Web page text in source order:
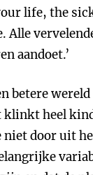
life, the
Alle
aandoet.’
betere
klinkt heel
niet door uit